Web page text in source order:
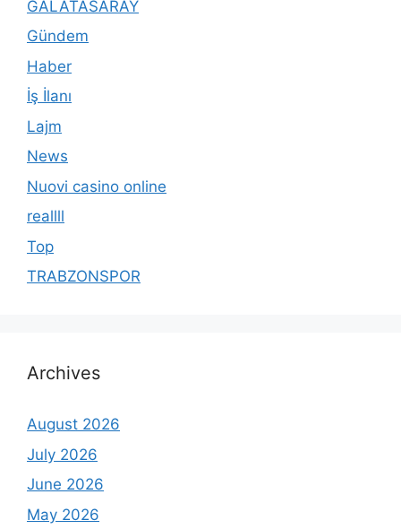
GALATASARAY
Gündem
Haber
İş İlanı
Lajm
News
Nuovi casino online
reallll
Top
TRABZONSPOR
Archives
August 2026
July 2026
June 2026
May 2026